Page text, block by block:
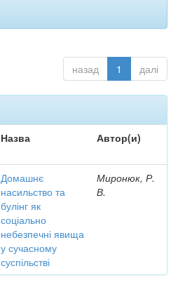
назад 1 далі
Назва Автор(и)
Домашнє
насильство та
булінг як
соціально
небезпечні явища
у сучасному
суспільстві
Миронюк, Р.
В.